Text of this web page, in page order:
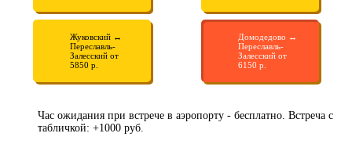
Жуковский ↔
Переславль-
Залесский от
5850 р.
Домодедово ↔
Переславль-
Залесский от
6150 р.
Час ожидания при встрече в аэропорту - бесплатно. Встреча с
табличкой: +1000 руб.